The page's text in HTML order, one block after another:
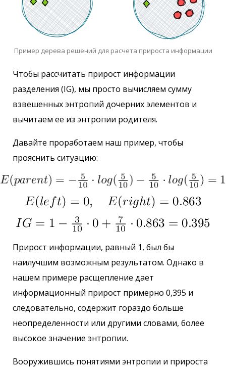
Пример дерева решений для расчета прироста информации
Чтобы рассчитать прирост информации
разделения (IG), мы просто вычисляем сумму
взвешенных энтропий дочерних элементов и
вычитаем ее из энтропии родителя.
Давайте проработаем наш пример, чтобы
прояснить ситуацию:
Прирост информации, равный 1, был бы
наилучшим возможным результатом. Однако в
нашем примере расщепление дает
информационный прирост примерно 0,395 и
следовательно, содержит гораздо больше
неопределенности или другими словами, более
высокое значение энтропии.
Вооружившись понятиями энтропии и прироста